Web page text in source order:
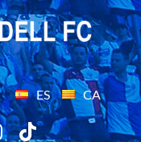
ES CA